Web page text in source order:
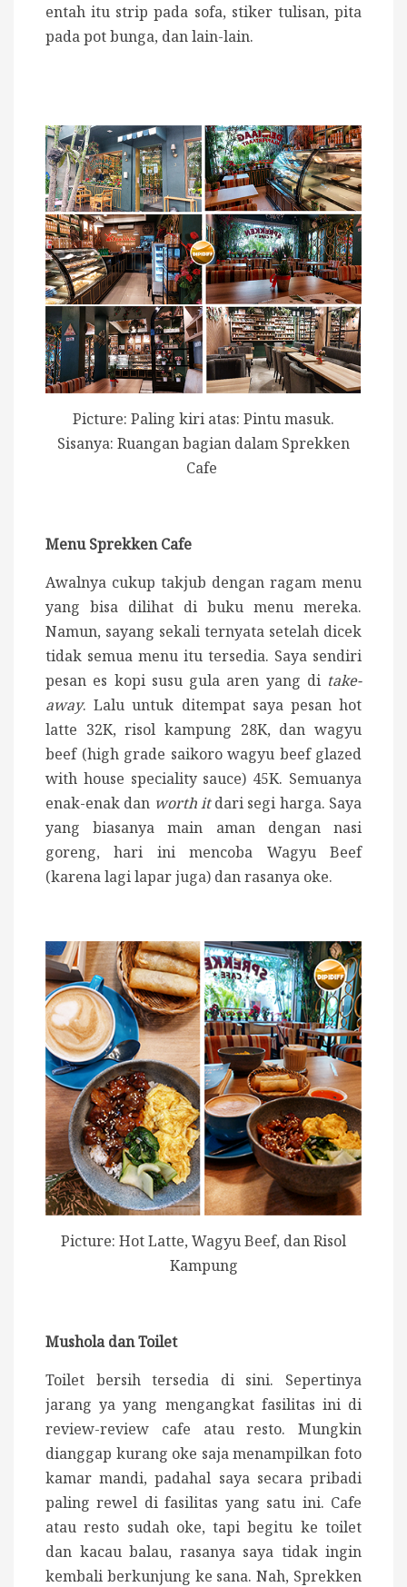
entah itu strip pada sofa, stiker tulisan, pita
pada pot bunga, dan lain-lain.
Picture: Paling kiri atas: Pintu masuk.
Sisanya: Ruangan bagian dalam Sprekken
Cafe
Menu Sprekken Cafe
Awalnya cukup takjub dengan ragam menu
yang bisa dilihat di buku menu mereka.
Namun, sayang sekali ternyata setelah dicek
tidak semua menu itu tersedia. Saya sendiri
pesan es kopi susu gula aren yang di take-
away. Lalu untuk ditempat saya pesan hot
latte 32K, risol kampung 28K, dan wagyu
beef (high grade saikoro wagyu beef glazed
with house speciality sauce) 45K. Semuanya
enak-enak dan worth itdari segi harga. Saya
yang biasanya main aman dengan nasi
goreng, hari ini mencoba Wagyu Beef
(karena lagi lapar juga) dan rasanya oke.
Picture: Hot Latte, Wagyu Beef, dan Risol
Kampung
Mushola dan Toilet
Toilet bersih tersedia di sini. Sepertinya
jarang ya yang mengangkat fasilitas ini di
review-review cafe atau resto. Mungkin
dianggap kurang oke saja menampilkan foto
kamar mandi, padahal saya secara pribadi
paling rewel di fasilitas yang satu ini. Cafe
atau resto sudah oke, tapi begitu ke toilet
dan kacau balau, rasanya saya tidak ingin
kembali berkunjung ke sana. Nah, Sprekken